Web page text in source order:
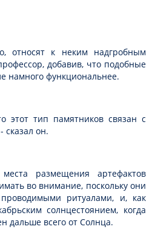
относят к неким надгробным
добавив, что подобные
намного функциональнее.
этот тип памятников связан с
сказал он.
размещения артефактов
во внимание, поскольку они
ритуалами, и, как
солнцестоянием, когда
дальше всего от Солнца.